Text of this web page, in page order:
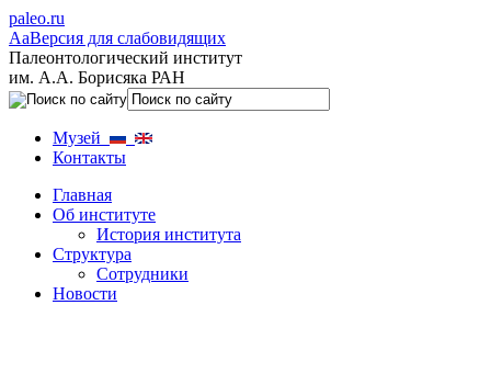
paleo.ru
AaВерсия для слабовидящих
Палеонтологический институт
им. А.А. Борисяка РАН
Музей
Контакты
Главная
Об институте
История института
Структура
Сотрудники
Новости